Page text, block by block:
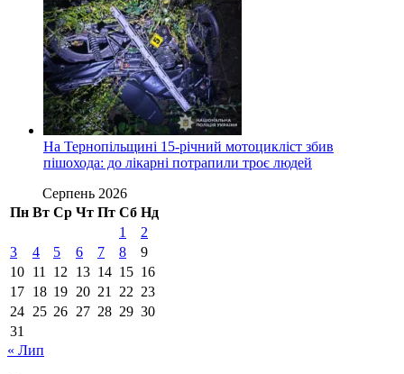
На Тернопільщині 15-річний мотоцикліст збив
пішохода: до лікарні потрапили троє людей
Серпень 2026
Пн Вт Ср Чт Пт Сб Нд
1
2
3
4 5 6 7 8
9
10 11 12 13 14 15 16
17 18 19 20 21 22 23
24 25 26 27 28 29 30
31
« Лип